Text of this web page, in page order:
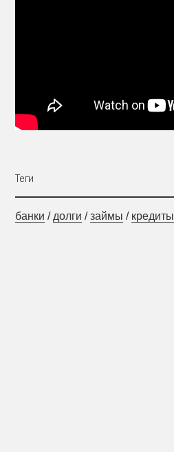
Теги
банки / долги /займы / кредиты